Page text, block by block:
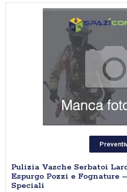
Pulizia Vasche Serbatoi
Espurgo Pozzi e Fognature
Speciali